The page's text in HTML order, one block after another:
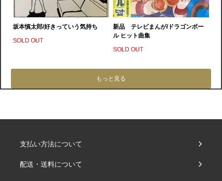
坂本慎太郎/好きっていう気持ち
SOLD OUT
新品 テレビまんが/ドラゴンボー
ル ヒット曲集
SOLD OUT
もっと見る
支払い方法について
配送・送料について